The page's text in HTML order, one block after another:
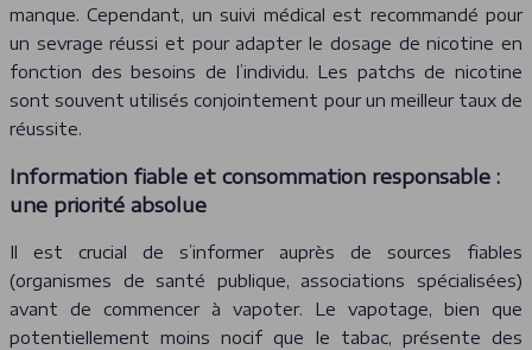
manque. Cependant, un suivi médical est recommandé pour
un sevrage réussi et pour adapter le dosage de nicotine en
fonction des besoins de l’individu. Les patchs de nicotine
sont souvent utilisés conjointement pour un meilleur taux de
réussite.
Information fiable et consommation responsable :
une priorité absolue
Il est crucial de s’informer auprès de sources fiables
(organismes de santé publique, associations spécialisées)
avant de commencer à vapoter. Le vapotage, bien que
potentiellement moins nocif que le tabac, présente des